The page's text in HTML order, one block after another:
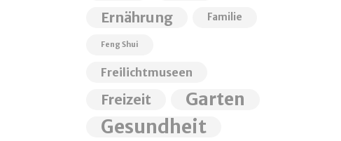
Ernährung Familie
Feng Shui
Freilichtmuseen
Freizeit Garten
Gesundheit